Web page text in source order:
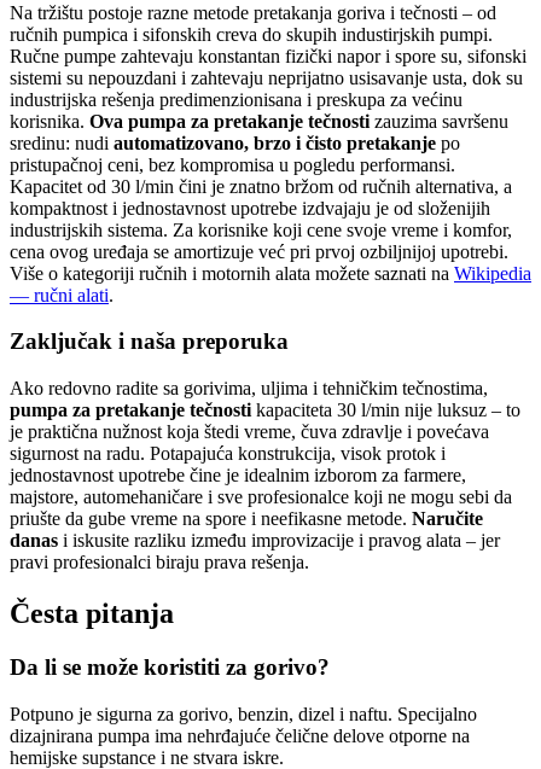
Na tržištu postoje razne metode pretakanja goriva i tečnosti – od
ručnih pumpica i sifonskih creva do skupih industirjskih pumpi.
Ručne pumpe zahtevaju konstantan fizički napor i spore su, sifonski
sistemi su nepouzdani i zahtevaju neprijatno usisavanje usta, dok su
industrijska rešenja predimenzionisana i preskupa za većinu
korisnika. Ova pumpa za pretakanje tečnosti zauzima savršenu
sredinu: nudi automatizovano, brzo i čisto pretakanje po
pristupačnoj ceni, bez kompromisa u pogledu performansi.
Kapacitet od 30 l/min čini je znatno bržom od ručnih alternativa, a
kompaktnost i jednostavnost upotrebe izdvajaju je od složenijih
industrijskih sistema. Za korisnike koji cene svoje vreme i komfor,
cena ovog uređaja se amortizuje već pri prvoj ozbiljnijoj upotrebi.
Više o kategoriji ručnih i motornih alata možete saznati na Wikipedia
— ručni alati.
Zaključak i naša preporuka
Ako redovno radite sa gorivima, uljima i tehničkim tečnostima,
pumpa za pretakanje tečnosti kapaciteta 30 l/min nije luksuz – to
je praktična nužnost koja štedi vreme, čuva zdravlje i povećava
sigurnost na radu. Potapajuća konstrukcija, visok protok i
jednostavnost upotrebe čine je idealnim izborom za farmere,
majstore, automehaničare i sve profesionalce koji ne mogu sebi da
priušte da gube vreme na spore i neefikasne metode. Naručite
danas i iskusite razliku između improvizacije i pravog alata – jer
pravi profesionalci biraju prava rešenja.
Česta pitanja
Da li se može koristiti za gorivo?
Potpuno je sigurna za gorivo, benzin, dizel i naftu. Specijalno
dizajnirana pumpa ima nehrđajuće čelične delove otporne na
hemijske supstance i ne stvara iskre.